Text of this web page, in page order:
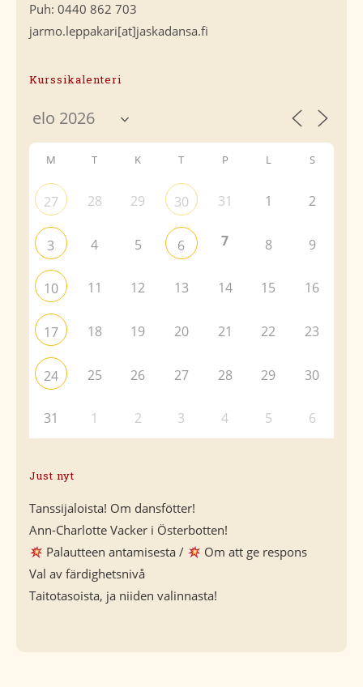
Puh: 0440 862 703
jarmo.leppakari[at]jaskadansa.fi
Kurssikalenteri
M T K T P L S
27 28 29 30 31 1 2
3 4 5 6 7 8 9
10 11 12 13 14 15 16
17 18 19 20 21 22 23
24 25 26 27 28 29 30
31 1 2 3 4 5 6
Just nyt
Tanssijaloista! Om dansfötter!
Ann-Charlotte Vacker i Österbotten!
Palautteen antamisesta /
Om att ge respons
Val av färdighetsnivå
Taitotasoista, ja niiden valinnasta!